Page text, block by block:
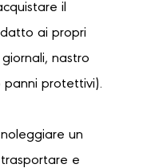
il
ai propri
nastro
protettivi).
un
e